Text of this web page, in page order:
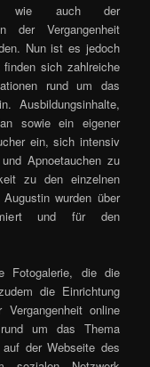
wie auch der
der Vergangenheit
Nun ist es jedoch
sich zahlreiche
rund um das
Ausbildungsinhalte,
sowie ein eigener
ein, sich intensiv
Apnoetauchen zu
zu den einzelnen
wurden über
und für den
Fotogalerie, die die
die Einrichtung
online
um das Thema
der Webseite des